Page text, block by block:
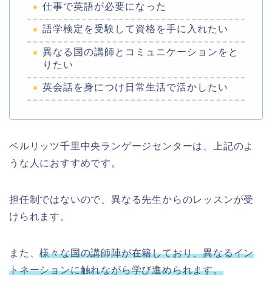
仕事で英語が必要になった
語学検定を受験して資格を手に入れたい
異なる国の講師とコミュニケーションをと
りたい
英会話を身につけ日常生活で活かしたい
ベルリッツ千里中央ランゲージセンターは、上記のよ
うな人におすすめです。
担任制ではないので、異なる先生からのレッスンが受
けられます。
また、様々な国の講師陣が在籍しており、異なるイン
トネーションに触れながら学び進められます。